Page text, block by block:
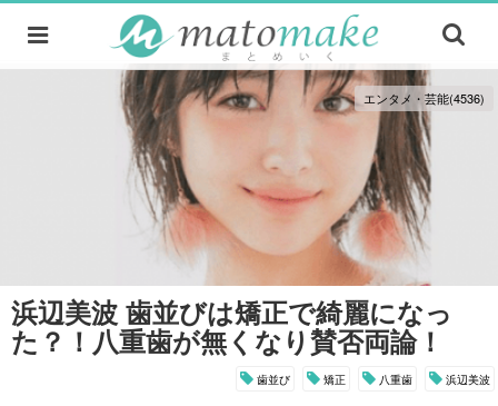
エンタメ・芸能(4536)
浜辺美波 歯並びは矯正で綺麗になっ
た？！八重歯が無くなり賛否両論！
歯並び 矯正 八重歯 浜辺美波